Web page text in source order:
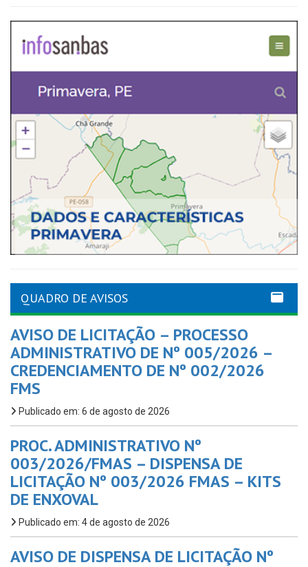
QUADRO DE AVISOS
AVISO DE LICITAÇÃO – PROCESSO
ADMINISTRATIVO DE Nº 005/2026 –
CREDENCIAMENTO DE Nº 002/2026
FMS
Publicado em: 6 de agosto de 2026
PROC. ADMINISTRATIVO Nº
003/2026/FMAS – DISPENSA DE
LICITAÇÃO Nº 003/2026 FMAS – KITS
DE ENXOVAL
Publicado em: 4 de agosto de 2026
AVISO DE DISPENSA DE LICITAÇÃO Nº